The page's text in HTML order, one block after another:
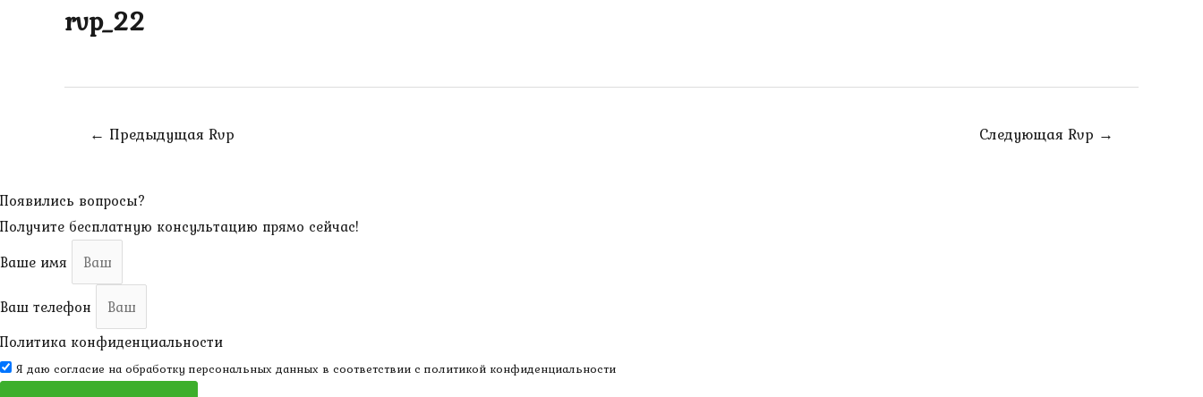
rvp_22
Навигация
← Предыдущая Rvp Следующая Rvp →
Появились вопросы?
Получите бесплатную консультацию прямо сейчас!
Ваше имя
Ваш телефон
Политика конфиденциальности
Я даю согласие на обработку персональных данных в соответствии с политикой конфиденциальности